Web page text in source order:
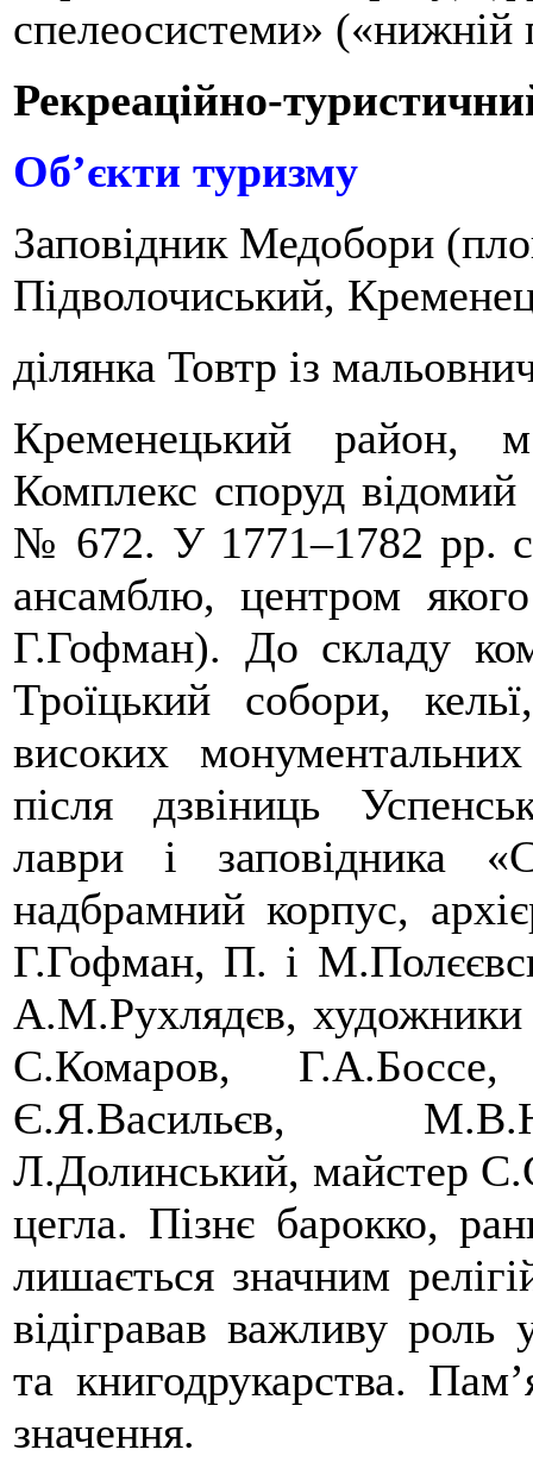
спелеосистеми»
Рекреаційно-
Об’єкти туризму
Заповідник Медобори
Підволочиський,
ділянка Товтр із
Кременецький район,
Комплекс споруд
№ 672. У 1771–1782 рр.
ансамблю, центром
Г.Гофман). До складу
Троїцький собори,
високих
після дзвіниць
лаври і заповідника
надбрамний корпус,
Г.Гофман, П. і
А.М.Рухлядєв,
С.Комаров,
Є.Я.Васильєв,
Л.Долинський, майстер
цегла. Пізнє барокко,
лишається значним
відігравав важливу роль
та книгодрукарства.
значення.